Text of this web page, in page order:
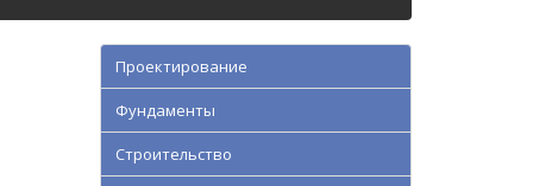
Проектирование
Фундаменты
Строительство